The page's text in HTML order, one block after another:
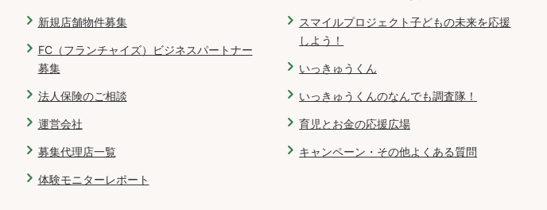
新規店舗物件募集
FC（フランチャイズ）ビジネスパートナー
募集
法人保険のご相談
運営会社
募集代理店一覧
体験モニターレポート
スマイルプロジェクト子どもの未来を応援
しよう！
いっきゅうくん
いっきゅうくんのなんでも調査隊！
育児とお金の応援広場
キャンペーン・その他よくある質問